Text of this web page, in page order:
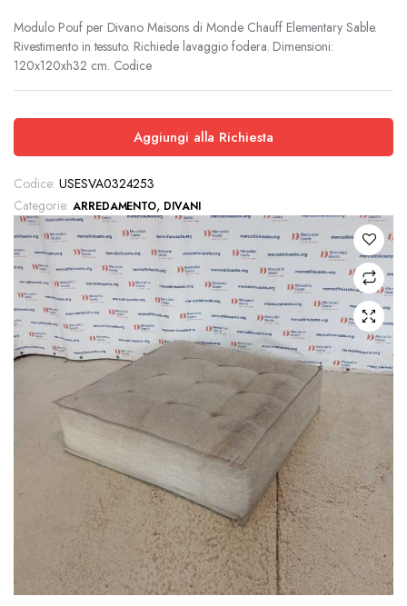
Modulo Pouf per Divano Maisons di Monde Chauff Elementary Sable.
Rivestimento in tessuto. Richiede lavaggio fodera. Dimensioni:
120x120xh32 cm. Codice
Aggiungi alla Richiesta
Codice: USESVA0324253
Categorie: ARREDAMENTO, DIVANI